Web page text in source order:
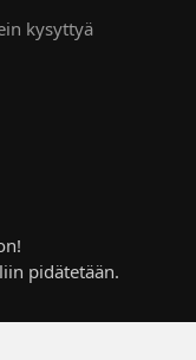
kysyttyä
pidätetään.